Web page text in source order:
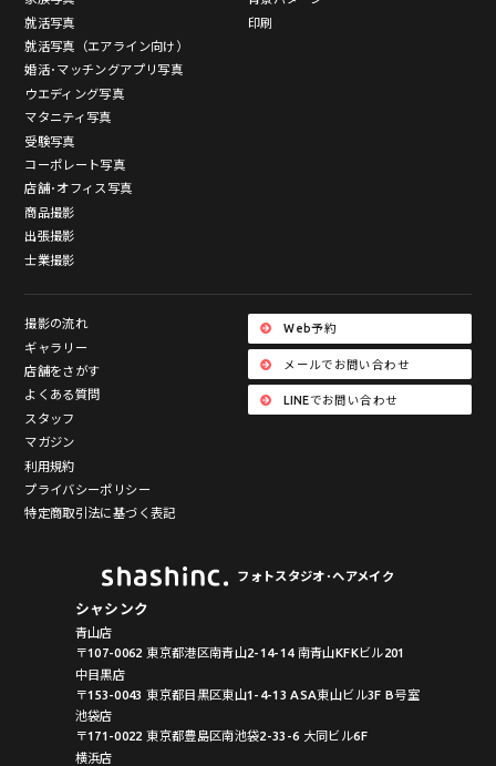
就活写真
就活写真（エアライン向け）
婚活･マッチングアプリ写真
ウエディング写真
マタニティ写真
受験写真
コーポレート写真
店舗･オフィス写真
商品撮影
出張撮影
士業撮影
印刷
撮影の流れ
ギャラリー
店舗をさがす
よくある質問
スタッフ
マガジン
利用規約
プライバシーポリシー
特定商取引法に基づく表記
Web予約
メールでお問い合わせ
LINEでお問い合わせ
フォトスタジオ･ヘアメイク
シャシンク
青山店
〒107-0062 東京都港区南青山2-14-14 南青山KFKビル201
中目黒店
〒153-0043 東京都目黒区東山1-4-13 ASA東山ビル3F B号室
池袋店
〒171-0022 東京都豊島区南池袋2-33-6 大同ビル6F
横浜店